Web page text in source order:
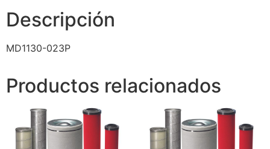
Descripción
MD1130-023P
Productos relacionados